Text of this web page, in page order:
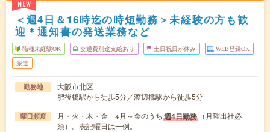
NEW
＜週4日＆16時迄の時短勤務＞未経験の方も歓
迎＊通知書の発送業務など
職種未経験OK 交通費別途支給あり 土日祝日が休み WEB登録OK
派遣
勤務地
大阪市北区
肥後橋駅から徒歩5分／渡辺橋駅から徒歩5分
曜日頻度 月・火・木・金 ※月～金のうち週4日勤務 （月曜出社必
須）。表記曜日は一例。